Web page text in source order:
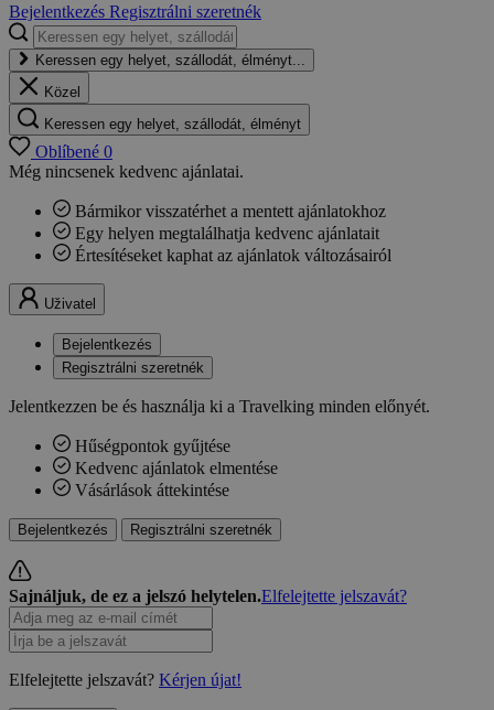
Bejelentkezés Regisztrálni szeretnék
Keressen egy helyet, szállodát, élményt...
Közel
Keressen egy helyet, szállodát, élményt
Oblíbené 0
Még nincsenek kedvenc ajánlatai.
Bármikor visszatérhet a mentett ajánlatokhoz
Egy helyen megtalálhatja kedvenc ajánlatait
Értesítéseket kaphat az ajánlatok változásairól
Uživatel
Bejelentkezés
Regisztrálni szeretnék
Jelentkezzen be és használja ki a Travelking minden előnyét.
Hűségpontok gyűjtése
Kedvenc ajánlatok elmentése
Vásárlások áttekintése
Bejelentkezés Regisztrálni szeretnék
Sajnáljuk, de ez a jelszó helytelen.Elfelejtette jelszavát?
Elfelejtette jelszavát? Kérjen újat!